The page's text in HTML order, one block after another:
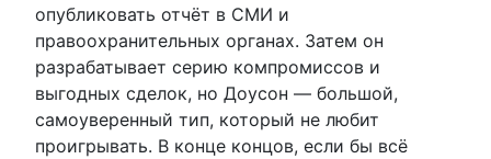
опубликовать отчёт в СМИ и
правоохранительных органах. Затем он
разрабатывает серию компромиссов и
выгодных сделок, но Доусон — большой,
самоуверенный тип, который не любит
проигрывать. В конце концов, если бы всё